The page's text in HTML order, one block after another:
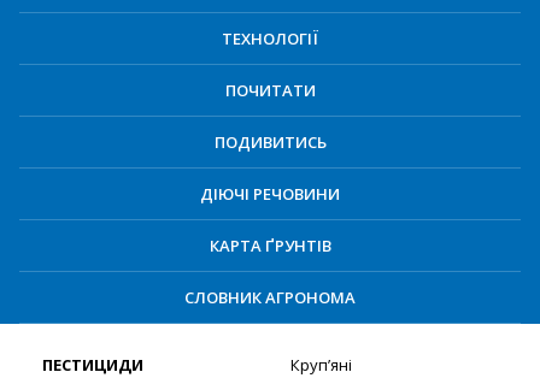
ТЕХНОЛОГІЇ
ПОЧИТАТИ
ПОДИВИТИСЬ
ДІЮЧІ РЕЧОВИНИ
КАРТА ҐРУНТІВ
СЛОВНИК АГРОНОМА
ПЕСТИЦИДИ Круп’яні